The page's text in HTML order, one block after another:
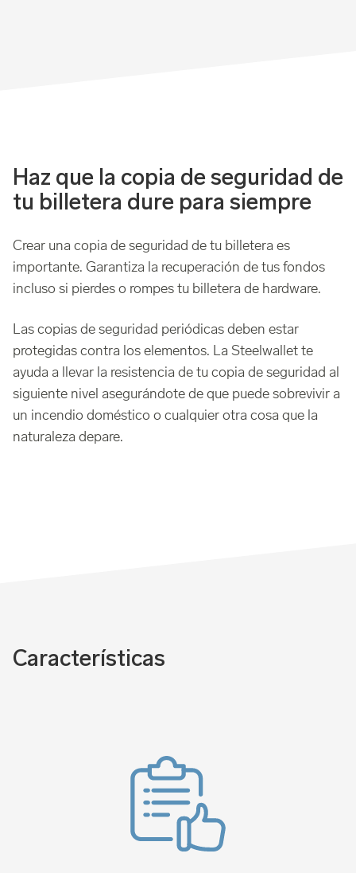
Haz que la copia de seguridad de
tu billetera dure para siempre
Crear una copia de seguridad de tu billetera es
importante. Garantiza la recuperación de tus fondos
incluso si pierdes o rompes tu billetera de hardware.
Las copias de seguridad periódicas deben estar
protegidas contra los elementos. La Steelwallet te
ayuda a llevar la resistencia de tu copia de seguridad al
siguiente nivel asegurándote de que puede sobrevivir a
un incendio doméstico o cualquier otra cosa que la
naturaleza depare.
Características